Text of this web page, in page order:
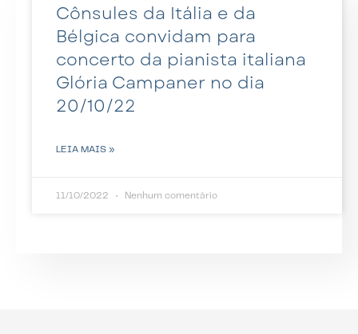
Cônsules da Itália e da
Bélgica convidam para
concerto da pianista italiana
Glória Campaner no dia
20/10/22
LEIA MAIS »
11/10/2022 Nenhum comentário